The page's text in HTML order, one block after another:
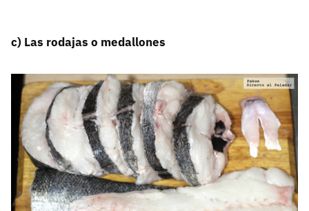
c) Las rodajas o medallones